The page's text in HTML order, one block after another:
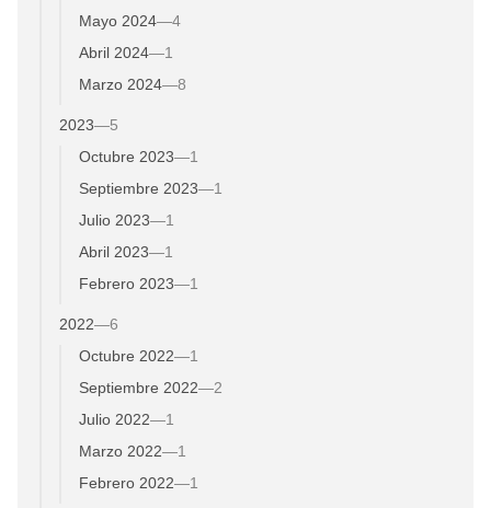
Mayo 2024—4
Abril 2024—1
Marzo 2024—8
2023—5
Octubre 2023—1
Septiembre 2023—1
Julio 2023—1
Abril 2023—1
Febrero 2023—1
2022—6
Octubre 2022—1
Septiembre 2022—2
Julio 2022—1
Marzo 2022—1
Febrero 2022—1